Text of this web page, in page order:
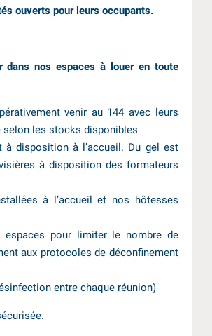
ouverts pour leurs occupants.
nos espaces à louer en toute
venir au 144 avec leurs
selon les stocks disponibles
disposition à l’accueil. Du gel est
à disposition des formateurs
à l’accueil et nos hôtesses
pour limiter le nombre de
aux protocoles de déconfinement
entre chaque réunion)
Un Open Space moderne et
EN SAVOIR PLUS